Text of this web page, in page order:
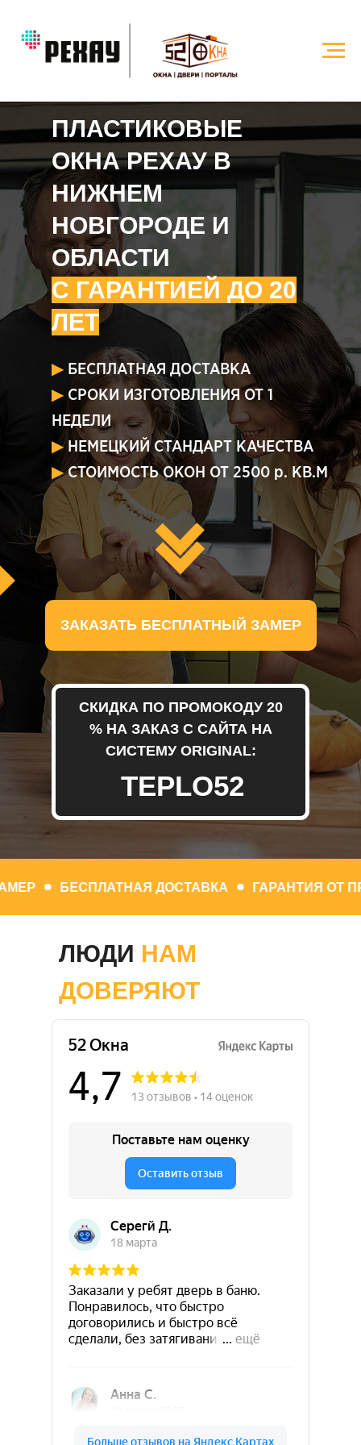
ПЛАСТИКОВЫЕ
ОКНА РЕХАУВ
НИЖНЕМ
НОВГОРОДЕ И
ОБЛАСТИ
С ГАРАНТИЕЙ ДО 20
ЛЕТ
ЗАКАЗАТЬ БЕСПЛАТНЫЙ ЗАМЕР
▶ БЕСПЛАТНАЯ ДОСТАВКА
▶ СРОКИ ИЗГОТОВЛЕНИЯ ОТ 1
НЕДЕЛИ
▶ НЕМЕЦКИЙ СТАНДАРТ КАЧЕСТВА
▶СТОИМОСТЬ ОКОН ОТ 2500 р. КВ.М
СКИДКА ПО ПРОМОКОДУ 20
% НА ЗАКАЗ С САЙТА НА
СИСТЕМУ ORIGINAL:
TEPLO52
ЗАМЕР БЕСПЛАТНАЯ ДОСТАВКА
ЛЮДИ НАМ
ДОВЕРЯЮТ